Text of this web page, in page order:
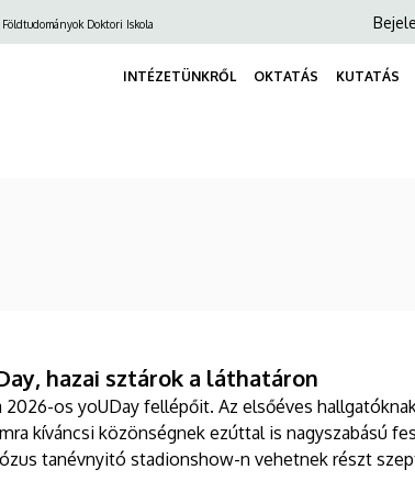
Földtudományok Doktori Iskola
fiók
INTÉZETÜNKRŐL OKTATÁS KUTATÁS
hazai sztárok a láthatáron
2026-os yoUDay fellépőit. Az elsőéves
kíváncsi közönségnek ezúttal is nagyszabású
tanévnyitó stadionshow-n vehetnek részt